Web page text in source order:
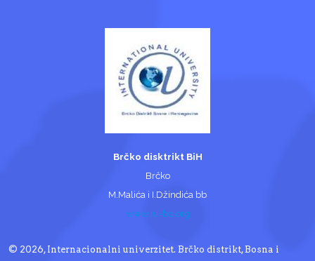
Brčko disktrikt BiH
Brčko
M.Malića i I.Džindića bb
www.iu-bd.org
© 2026, Internacionalni univerzitet. Brčko distrikt, Bosna i